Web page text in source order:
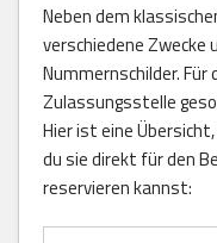
Neben dem
verschiedene Zwecke
Nummernschilder. Für
Zulassungsstelle
Hier ist eine
du sie direkt für den
reservieren kannst: